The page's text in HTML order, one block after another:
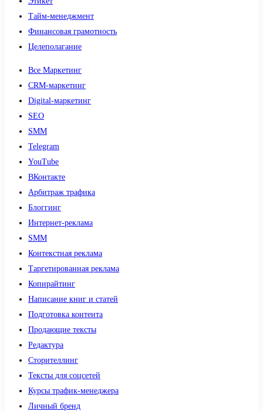
Тайм-менеджмент
Финансовая грамотность
Целеполагание
Все Маркетинг
CRM-маркетинг
Digital-маркетинг
SEO
SMM
Telegram
YouTube
ВКонтакте
Арбитраж трафика
Блоггинг
Интернет-реклама
SMM
Контекстная реклама
Таргетированная реклама
Копирайтинг
Написание книг и статей
Подготовка контента
Продающие тексты
Редактура
Сторителлинг
Тексты для соцсетей
Курсы трафик-менеджера
Личный бренд